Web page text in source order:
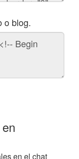
o blog.
en el chat